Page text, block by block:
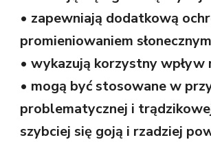
• zapewniają dodatkową
promieniowaniem
• wykazują korzystny wpływ
• mogą być stosowane w
problematycznej i
szybciej się goją i rzadziej